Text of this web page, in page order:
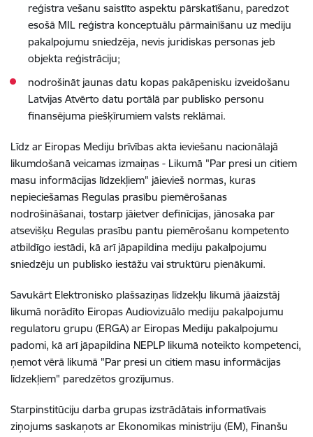
reģistra vešanu saistīto aspektu pārskatīšanu, paredzot
esošā MIL reģistra konceptuālu pārmainīšanu uz mediju
pakalpojumu sniedzēja, nevis juridiskas personas jeb
objekta reģistrāciju;
nodrošināt jaunas datu kopas pakāpenisku izveidošanu
Latvijas Atvērto datu portālā par publisko personu
finansējuma piešķīrumiem valsts reklāmai.
Līdz ar Eiropas Mediju brīvības akta ieviešanu nacionālajā
likumdošanā veicamas izmaiņas - Likumā "Par presi un citiem
masu informācijas līdzekļiem" jāievieš normas, kuras
nepieciešamas Regulas prasību piemērošanas
nodrošināšanai, tostarp jāietver definīcijas, jānosaka par
atsevišķu Regulas prasību pantu piemērošanu kompetento
atbildīgo iestādi, kā arī jāpapildina mediju pakalpojumu
sniedzēju un publisko iestāžu vai struktūru pienākumi.
Savukārt Elektronisko plašsaziņas līdzekļu likumā jāaizstāj
likumā norādīto Eiropas Audiovizuālo mediju pakalpojumu
regulatoru grupu (ERGA) ar Eiropas Mediju pakalpojumu
padomi, kā arī jāpapildina NEPLP likumā noteikto kompetenci,
ņemot vērā likumā "Par presi un citiem masu informācijas
līdzekļiem" paredzētos grozījumus.
Starpinstitūciju darba grupas izstrādātais informatīvais
ziņojums saskaņots ar Ekonomikas ministriju (EM), Finanšu